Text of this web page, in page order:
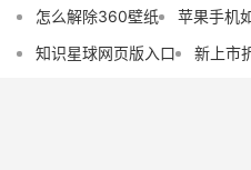
怎么解除360壁纸
苹果手机
知识星球网页版入口
新上市